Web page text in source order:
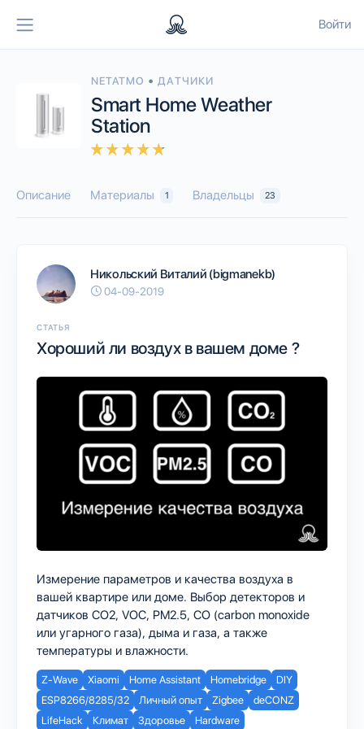
Войти
NETATMO • ДАТЧИКИ
Smart Home Weather
Station
Описание Материалы 1 Владельцы 23
Никольский Виталий (bigmanekb)
04-09-2019
СТАТЬЯ
Хороший ли воздух в вашем доме ?
Измерение параметров и качества воздуха в
вашей квартире или доме. Выбор детекторов и
датчиков CO2, VOC, PM2.5, CO (carbon monoxide
или угарного газа), дыма и газа, а также
температуры и влажности.
Z-Wave Xiaomi Home Assistant Homebridge
DIY
ESP8266/8285/32
Личный опыт Zigbee
deCONZ
LifeHack
Климат Здоровье Hardware